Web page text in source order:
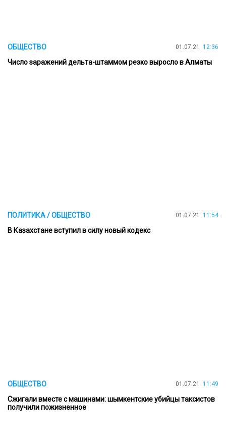
ОБЩЕСТВО 01.07.21 12:36
Число заражений дельта-штаммом резко выросло в Алматы
ПОЛИТИКА / ОБЩЕСТВО 01.07.21 11:54
В Казахстане вступил в силу новый кодекс
ОБЩЕСТВО 01.07.21 11:49
Сжигали вместе с машинами: шымкентские убийцы таксистов
получили пожизненное